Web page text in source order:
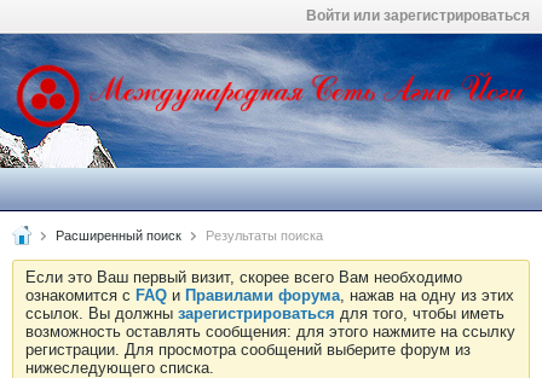
Войти или зарегистрироваться
Расширенный поиск Результаты поиска
Если это Ваш первый визит, скорее всего Вам необходимо
ознакомится с FAQ и Правилами форума, нажав на одну из этих
ссылок. Вы должны зарегистрироваться для того, чтобы иметь
возможность оставлять сообщения: для этого нажмите на ссылку
регистрации. Для просмотра сообщений выберите форум из
нижеследующего списка.